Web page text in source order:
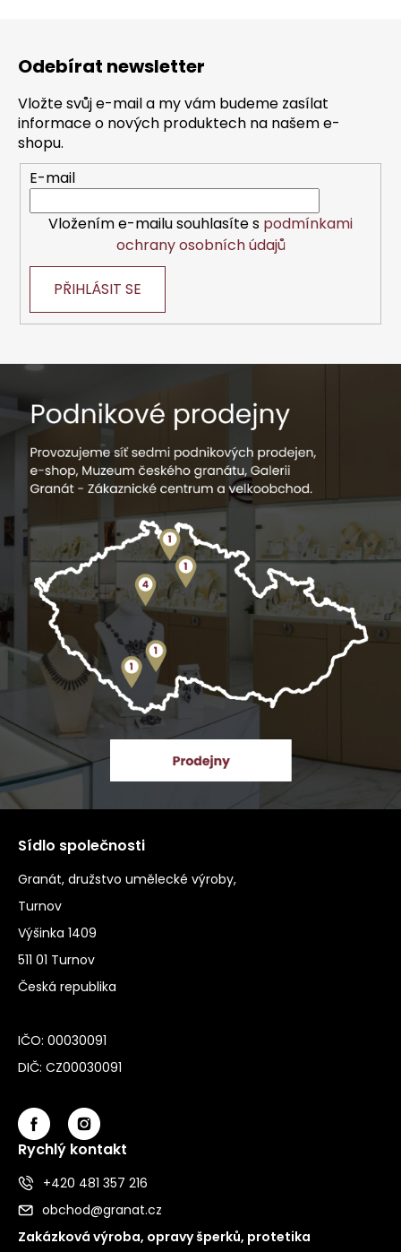
d
c
í
r
v
y
v
s
Odebírat newsletter
Vložte svůj e-mail a my vám budeme zasílat
informace o nových produktech na našem e-
shopu.
E-mail
Vložením e-mailu souhlasíte s podmínkami
ochrany osobních údajů
PŘIHLÁSIT SE
Sídlo společnosti
Granát, družstvo umělecké výroby,
Turnov
Výšinka 1409
511 01 Turnov
Česká republika
IČO: 00030091
DIČ: CZ00030091
Rychlý kontakt
+420 481 357 216
obchod@granat.cz
Zakázková výroba, opravy šperků, protetika